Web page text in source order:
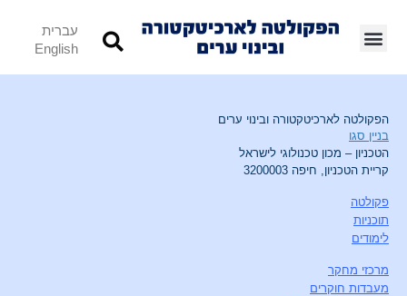
עברית
English
הפקולטה לארכיטקטורה ובינוי ערים
בניין סגו
הטכניון – מכון טכנולוגי לישראל
קריית הטכניון, חיפה 3200003
פקולטה
תוכניות
לימודים
מרכזי מחקר
מעבדות חוקרים